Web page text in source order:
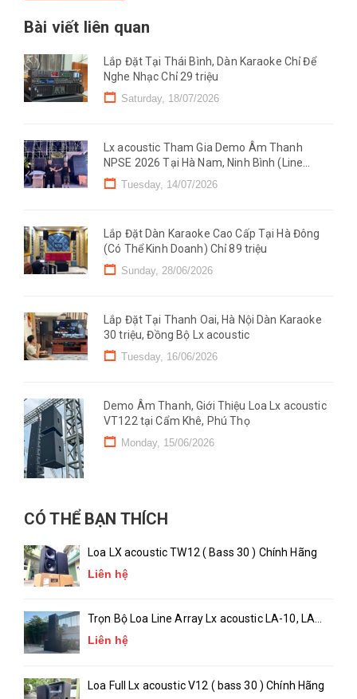
Bài viết liên quan
Lắp Đặt Tại Thái Bình, Dàn Karaoke Chỉ Để
Nghe Nhạc Chỉ 29 triệu
Saturday, 18/07/2026
Lx acoustic Tham Gia Demo Âm Thanh
NPSE 2026 Tại Hà Nam, Ninh Bình (Line
Mono)
Tuesday, 14/07/2026
Lắp Đặt Dàn Karaoke Cao Cấp Tại Hà Đông
(Có Thể Kinh Doanh) Chỉ 89 triệu
Sunday, 28/06/2026
Lắp Đặt Tại Thanh Oai, Hà Nội Dàn Karaoke
30 triệu, Đồng Bộ Lx acoustic
Tuesday, 16/06/2026
Demo Âm Thanh, Giới Thiệu Loa Lx acoustic
VT122 tại Cẩm Khê, Phú Thọ
Monday, 15/06/2026
CÓ THỂ BẠN THÍCH
Loa LX acoustic TW12 ( Bass 30 ) Chính Hãng
Liên hệ
Trọn Bộ Loa Line Array Lx acoustic LA-10, LA-
18 ( chính hãng )
Liên hệ
Loa Full Lx acoustic V12 ( bass 30 ) Chính Hãng